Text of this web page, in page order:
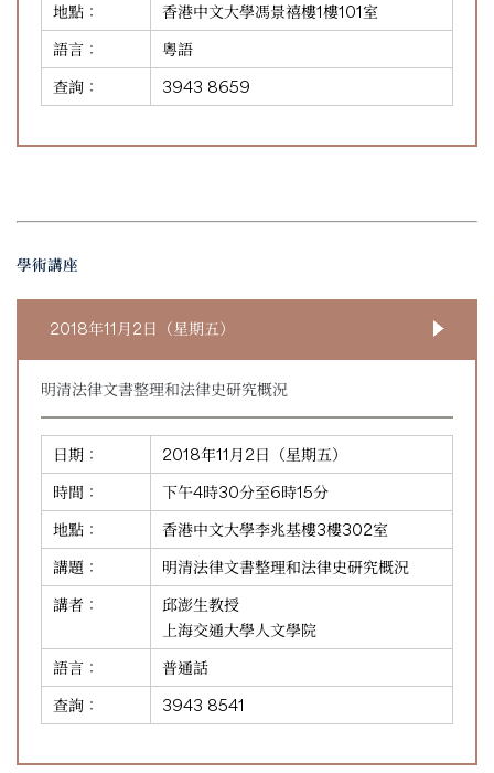
地點：
香港中文大學馮景禧樓1樓101室
語言：
粵語
查詢：
3943 8659
學術講座
2018年11月2日（星期五）
明清法律文書整理和法律史研究概況
日期：
2018年11月2日（星期五）
時間：
下午4時30分至6時15分
地點：
香港中文大學李兆基樓3樓302室
講題：
明清法律文書整理和法律史研究概況
講者：
邱澎生教授
上海交通大學人文學院
語言：
普通話
查詢：
3943 8541